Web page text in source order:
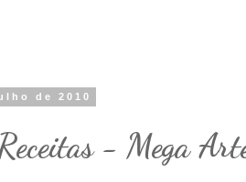
de 2010
- Mega